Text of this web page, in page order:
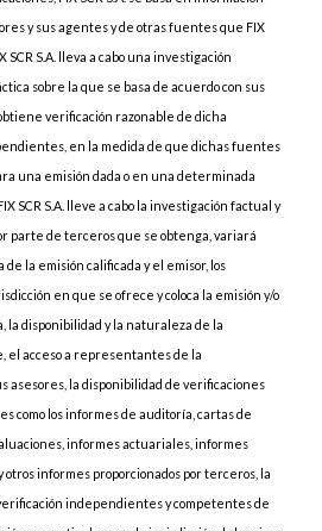
y sus agentes y de otras fuentes que FIX
SCR S.A. lleva a cabo una investigación
sobre la que se basa de acuerdo con sus
verificación razonable de dicha
en la medida de que dichas fuentes
una emisión dada o en una determinada
SCR S.A. lleve a cabo la investigación factual y
parte de terceros que se obtenga, variará
la emisión calificada y el emisor, los
en que se ofrece y coloca la emisión y/o
la disponibilidad y la naturaleza de la
el acceso a representantes de la
asesores, la disponibilidad de verificaciones
como los informes de auditoría, cartas de
informes actuariales, informes
informes proporcionados por terceros, la
independientes y competentes de